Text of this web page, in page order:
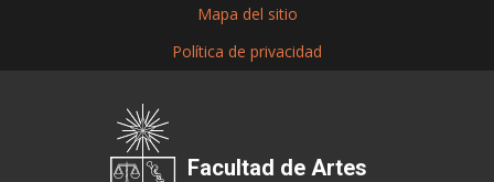
Mapa del sitio
Política de privacidad
Facultad de Artes